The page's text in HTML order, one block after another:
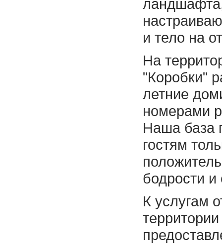
и тело на
На
"Коробки"
летние
номерами
Наша база
гостям
бодрости и
К услугам